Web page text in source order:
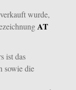
wurde,
AT
ist das
sowie die